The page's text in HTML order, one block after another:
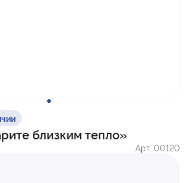
близким тепло»
Арт. 00120